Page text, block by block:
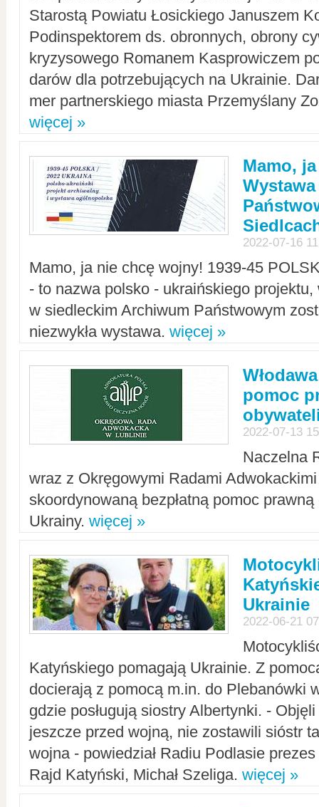
Starostą Powiatu Łosickiego Januszem
Podinspektorem ds. obronnych, obrony
kryzysowego Romanem Kasprowiczem
darów dla potrzebujących na Ukrainie.
mer partnerskiego miasta Przemyślany
więcej »
Mamo,
2022-07-16
Mamo, ja nie chcę wojny! 1939-45
- to nazwa polsko - ukraińskiego
w siedleckim Archiwum Państwowym
niezwykła wystawa. więcej »
pomoc
2022-07-13
Naczelna
wraz z Okręgowymi Radami Adwokackimi
skoordynowaną bezpłatną pomoc
Ukrainy. więcej »
Ukrainie
2022-06-21
Katyńskiego pomagają Ukrainie. Z
docierają z pomocą m.in. do Plebanówki
gdzie posługują siostry Albertynki. -
jeszcze przed wojną, nie zostawili sióstr
wojna - powiedział Radiu Podlasie
Rajd Katyński, Michał Szeliga. więcej »